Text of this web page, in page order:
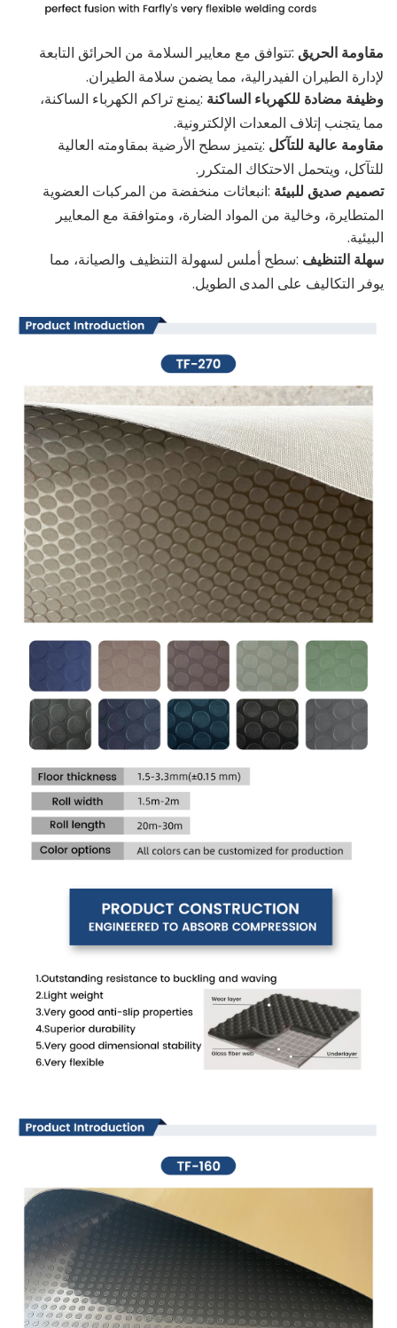
مقاومة الحريق :تتوافق مع معايير السلامة من الحرائق التابعة
لإدارة الطيران الفيدرالية، مما يضمن سلامة الطيران.
وظيفة مضادة للكهرباء الساكنة :يمنع تراكم الكهرباء الساكنة،
مما يتجنب إتلاف المعدات الإلكترونية.
مقاومة عالية للتآكل :يتميز سطح الأرضية بمقاومته العالية
للتآكل، ويتحمل الاحتكاك المتكرر.
تصميم صديق للبيئة :انبعاثات منخفضة من المركبات العضوية
المتطايرة، وخالية من المواد الضارة، ومتوافقة مع المعايير
البيئية.
سهلة التنظيف :سطح أملس لسهولة التنظيف والصيانة، مما
يوفر التكاليف على المدى الطويل.